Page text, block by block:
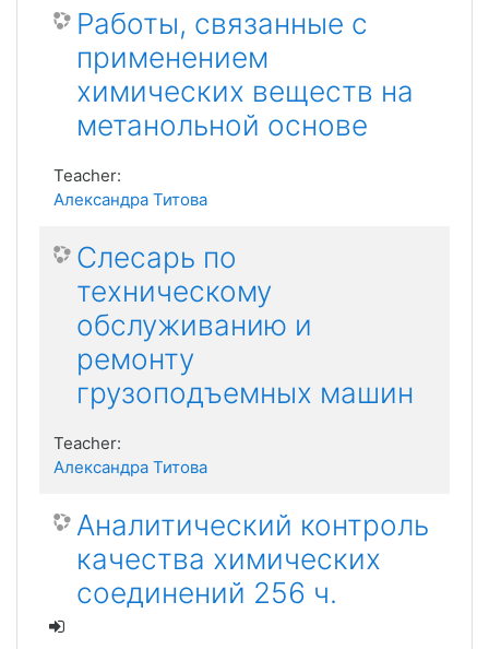
Работы, связанные с
применением
химических веществ на
метанольной основе
Teacher:
Александра Титова
Слесарь по
техническому
обслуживанию и
ремонту
грузоподъемных машин
Teacher:
Александра Титова
Аналитический контроль
качества химических
соединений 256 ч.